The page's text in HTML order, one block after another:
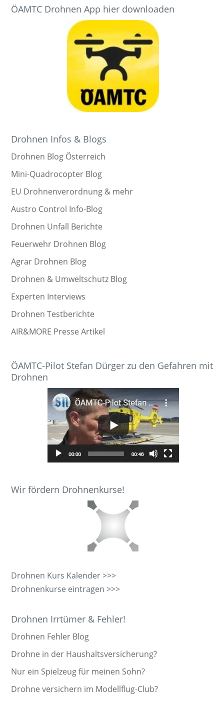
ÖAMTC Drohnen App hier downloaden
Drohnen Infos & Blogs
Drohnen Blog Österreich
Mini-Quadrocopter Blog
EU Drohnenverordnung & mehr
Austro Control Info-Blog
Drohnen Unfall Berichte
Feuerwehr Drohnen Blog
Agrar Drohnen Blog
Drohnen & Umweltschutz Blog
Experten Interviews
Drohnen Testberichte
AIR&MORE Presse Artikel
ÖAMTC-Pilot Stefan Dürger zu den Gefahren mit
Drohnen
Wir fördern Drohnenkurse!
Drohnen Kurs Kalender >>>
Drohnenkurse eintragen >>>
Drohnen Irrtümer & Fehler!
Drohnen Fehler Blog
Drohne in der Haushaltsversicherung?
Nur ein Spielzeug für meinen Sohn?
Drohne versichern im Modellflug-Club?